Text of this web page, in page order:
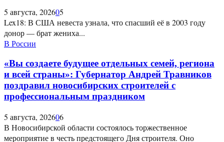
5 августа, 202605
Lex18: В США невеста узнала, что спасший её в 2003 году
донор — брат жениха...
В России
«Вы создаете будущее отдельных семей, региона
и всей страны»: Губернатор Андрей Травников
поздравил новосибирских строителей с
профессиональным праздником
5 августа, 202606
В Новосибирской области состоялось торжественное
мероприятие в честь предстоящего Дня строителя. Оно